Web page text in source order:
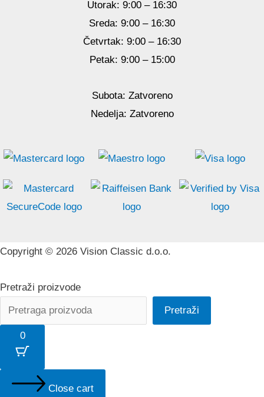
Utorak: 9:00 – 16:30
Sreda: 9:00 – 16:30
Četvrtak: 9:00 – 16:30
Petak: 9:00 – 15:00
Subota: Zatvoreno
Nedelja: Zatvoreno
Copyright © 2026 Vision Classic d.o.o.
Pretraži proizvode
Pretraži
0
Close cart